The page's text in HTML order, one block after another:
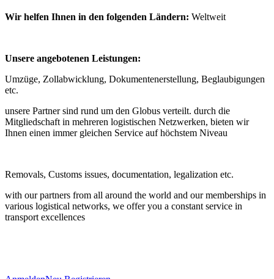
Wir helfen Ihnen in den folgenden Ländern: Weltweit
Unsere angebotenen Leistungen:
Umzüge, Zollabwicklung, Dokumentenerstellung, Beglaubigungen
etc.
unsere Partner sind rund um den Globus verteilt. durch die
Mitgliedschaft in mehreren logistischen Netzwerken, bieten wir
Ihnen einen immer gleichen Service auf höchstem Niveau
Removals, Customs issues, documentation, legalization etc.
with our partners from all around the world and our memberships in
various logistical networks, we offer you a constant service in
transport excellences